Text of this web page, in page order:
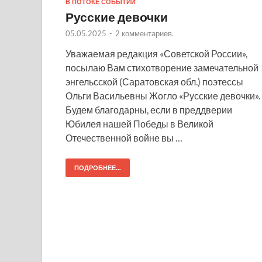
Русские девочки
05.05.2025 - 2 комментариев.
Уважаемая редакция «Советской России»,
посылаю Вам стихотворение замечательной
энгельсской (Саратовская обл.) поэтессы
Ольги Васильевны Жогло «Русские девочки».
Будем благодарны, если в преддверии
Юбилея нашей Победы в Великой
Отечественной войне вы …
ПОДРОБНЕЕ...